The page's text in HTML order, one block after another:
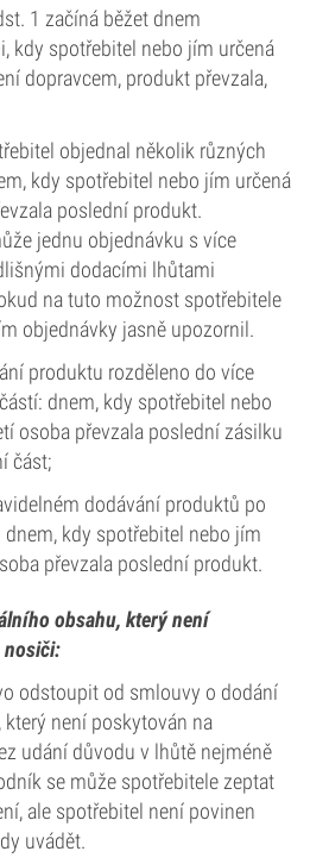
1 začíná běžet dnem
kdy spotřebitel nebo jím určená
dopravcem, produkt převzala,
objednal několik různých
kdy spotřebitel nebo jím určená
poslední produkt.
jednu objednávku s více
dodacími lhůtami
na tuto možnost spotřebitele
objednávky jasně upozornil.
produktu rozděleno do více
dnem, kdy spotřebitel nebo
osoba převzala poslední zásilku
část;
dodávání produktů po
kdy spotřebitel nebo jím
převzala poslední produkt.
obsahu, který není
nosiči:
odstoupit od smlouvy o dodání
není poskytován na
udání důvodu v lhůtě nejméně
se může spotřebitele zeptat
ale spotřebitel není povinen
uvádět.